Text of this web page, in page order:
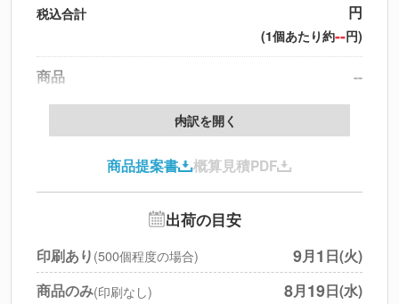
税込合計 円
(1個あたり約--円)
商品
--
製版代
印刷代
北海道・沖縄・離島 別途
円
※上記小計は税別です
内訳を開く
商品提案書 概算見積PDF
出荷の目安
印刷あり (500個程度の場合) 9月1 日(火)
商品のみ(印刷なし) 8月19日(水)